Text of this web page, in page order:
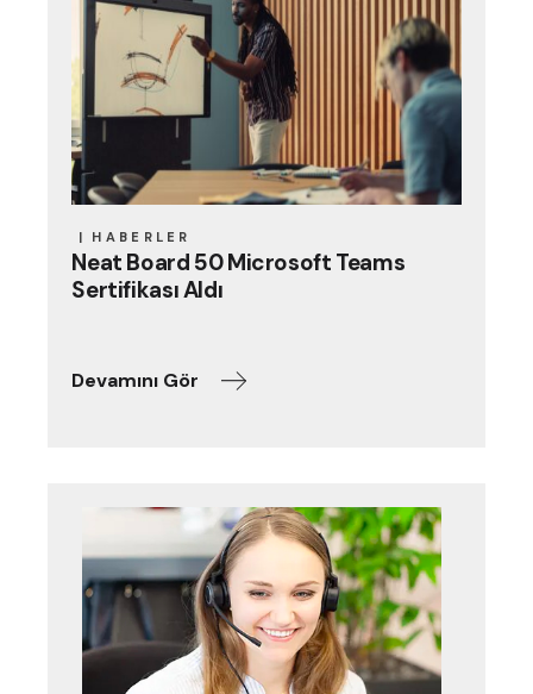
HABERLER
Neat Board 50 Microsoft Teams
Sertifikası Aldı
Devamını Gör